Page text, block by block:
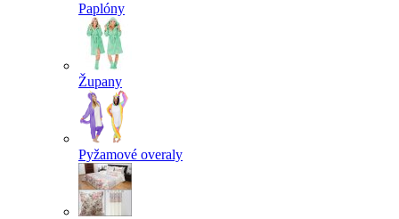
Paplóny
Župany
Pyžamové overaly